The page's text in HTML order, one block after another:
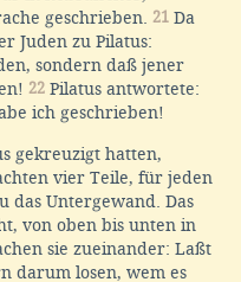
geschrieben. 21 Da
Juden zu Pilatus:
sondern daß jener
22 Pilatus antwortete:
ich geschrieben!
gekreuzigt hatten,
vier Teile, für jeden
das Untergewand. Das
von oben bis unten in
sie zueinander: Laßt
darum losen, wem es